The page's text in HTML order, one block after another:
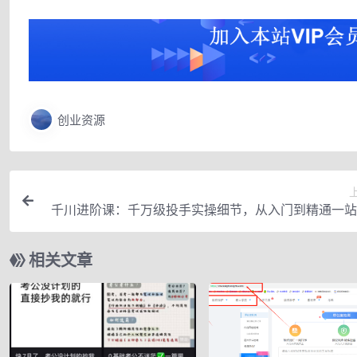
创业资源
千川进阶课：千万级投手实操细节，从入门到精通一
相关文章